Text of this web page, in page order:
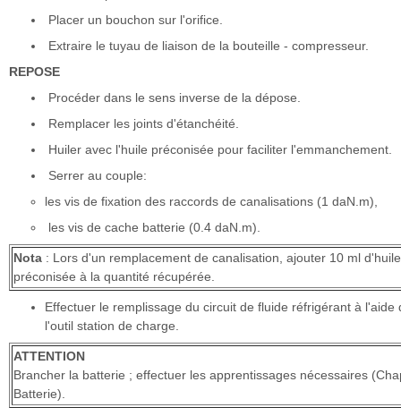
Placer un bouchon sur l'orifice.
Extraire le tuyau de liaison de la bouteille - compresseur.
REPOSE
Procéder dans le sens inverse de la dépose.
Remplacer les joints d'étanchéité.
Huiler avec l'huile préconisée pour faciliter l'emmanchement.
Serrer au couple:
les vis de fixation des raccords de canalisations (1 daN.m),
les vis de cache batterie (0.4 daN.m).
Nota : Lors d'un remplacement de canalisation, ajouter 10 ml d'huile
préconisée à la quantité récupérée.
Effectuer le remplissage du circuit de fluide réfrigérant à l'aide
l'outil station de charge.
ATTENTION
Brancher la batterie ; effectuer les apprentissages nécessaires
Batterie).